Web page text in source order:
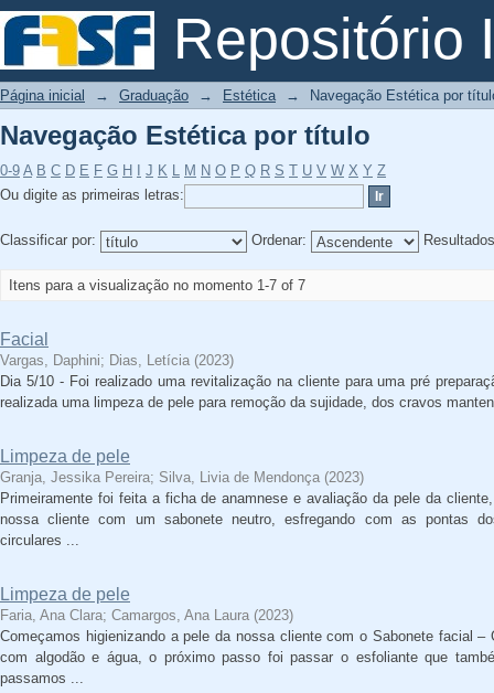
Repositório
Navegação Estética por título
Página inicial → Graduação → Estética → Navegação Estética por
Navegação Estética por título
0-9 A B C D E F G H J K L M N O P Q R S T U V W X Y Z
Ou digite as primeiras letras:
Classificar por: Ordenar:
Itens para a visualização no momento 1-7 of 7
Facial
Vargas, Daphini; Dias, Letícia (2023)
Dia 5/10 - Foi realizado uma revitalização na cliente para uma pré
realizada uma limpeza de pele para remoção da sujidade, dos cravos
Limpeza de pele
Granja, Jessika Pereira; Silva, Livia de Mendonça (2023)
Primeiramente foi feita a ficha de anamnese e avaliação da pele da
nossa cliente com um sabonete neutro, esfregando com as pontas
circulares ...
Limpeza de pele
Faria, Ana Clara; Camargos, Ana Laura (2023)
Começamos higienizando a pele da nossa cliente com o Sabonete facial
com algodão e água, o próximo passo foi passar o esfoliante que
passamos ...